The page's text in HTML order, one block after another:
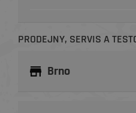
PRODEJNY, SERVIS A
Brno